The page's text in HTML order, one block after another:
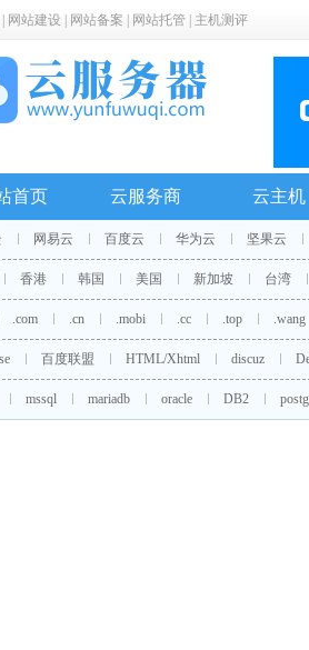
网站建设 网站备案 网站托管 主机测评
首页 云服务商 云主机
网易云 百度云 华为云 坚果云
香港 韩国 美国 新加坡 台湾
.com .cn .mobi .cc .top .wang
百度联盟 HTML/Xhtml discuz
mssql mariadb oracle DB2